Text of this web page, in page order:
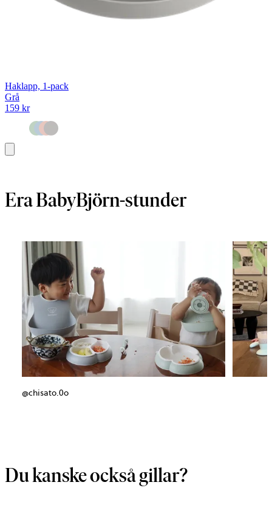
Haklapp, 1-pack
Grå
159 kr
i
Era BabyBjörn-stunder
@chisato.0o
Du kanske också gillar?